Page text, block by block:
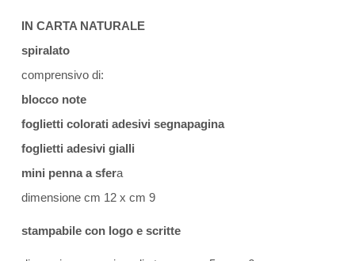
IN CARTA NATURALE
spiralato
comprensivo di:
blocco note
foglietti colorati adesivi segnapagina
foglietti adesivi gialli
mini penna a sfera
dimensione cm 12 x cm 9
stampabile con logo e scritte